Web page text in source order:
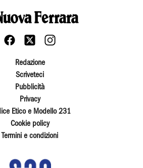
Redazione
Scriveteci
Pubblicità
Privacy
Etico e Modello 231
Cookie policy
Termini e condizioni